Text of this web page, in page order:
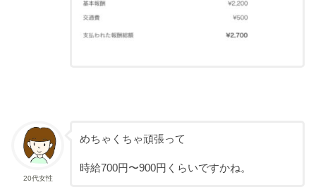
20代女性
めちゃくちゃ頑張って
時給700円〜900円くらいですかね。